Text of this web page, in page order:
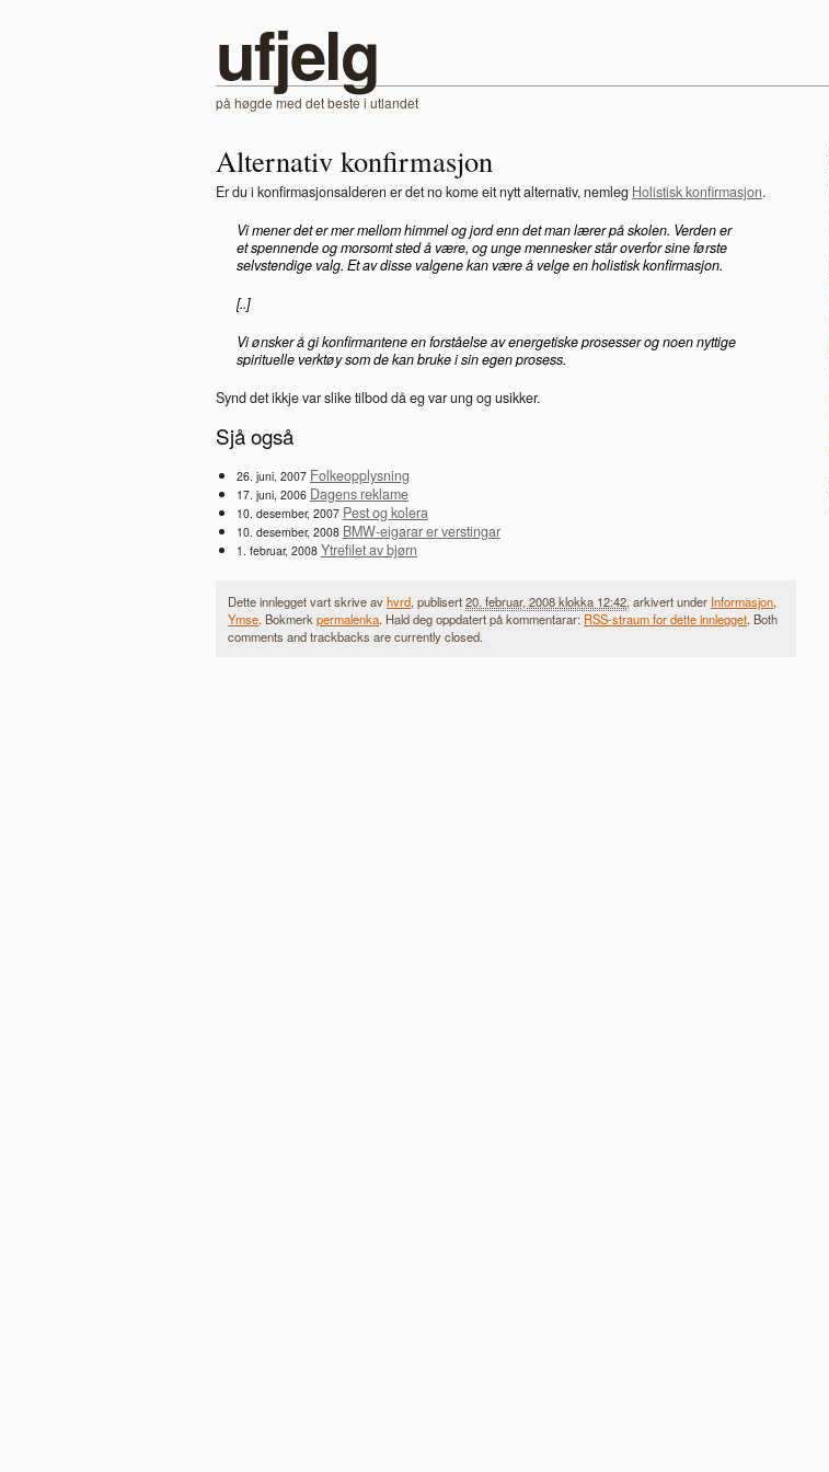
ufjelg
på høgde med det beste i utlandet
Alternativ konfirmasjon
Er du i konfirmasjonsalderen er det no kome eit nytt alternativ, nemleg Holistisk konfirmasjon.
Vi mener det er mer mellom himmel og jord enn det man lærer på skolen. Verden er
et spennende og morsomt sted å være, og unge mennesker står overfor sine første
selvstendige valg. Et av disse valgene kan være å velge en holistisk konfirmasjon.
[..]
Vi ønsker å gi konfirmantene en forståelse av energetiske prosesser og noen nyttige
spirituelle verktøy som de kan bruke i sin egen prosess.
Synd det ikkje var slike tilbod då eg var ung og usikker.
Sjå også
26. juni, 2007 Folkeopplysning
17. juni, 2006 Dagens reklame
10. desember, 2007 Pest og kolera
10. desember, 2008 BMW-eigarar er verstingar
1. februar, 2008 Ytrefilet av bjørn
Dette innlegget vart skrive avhvrd, publisert20. februar, 2008 klokka 12:42, arkivert under Informasjon,
Ymse. Bokmerkpermalenka. Hald deg oppdatert på kommentarar: RSS-straum for dette innlegget. Both
comments and trackbacks are currently closed.